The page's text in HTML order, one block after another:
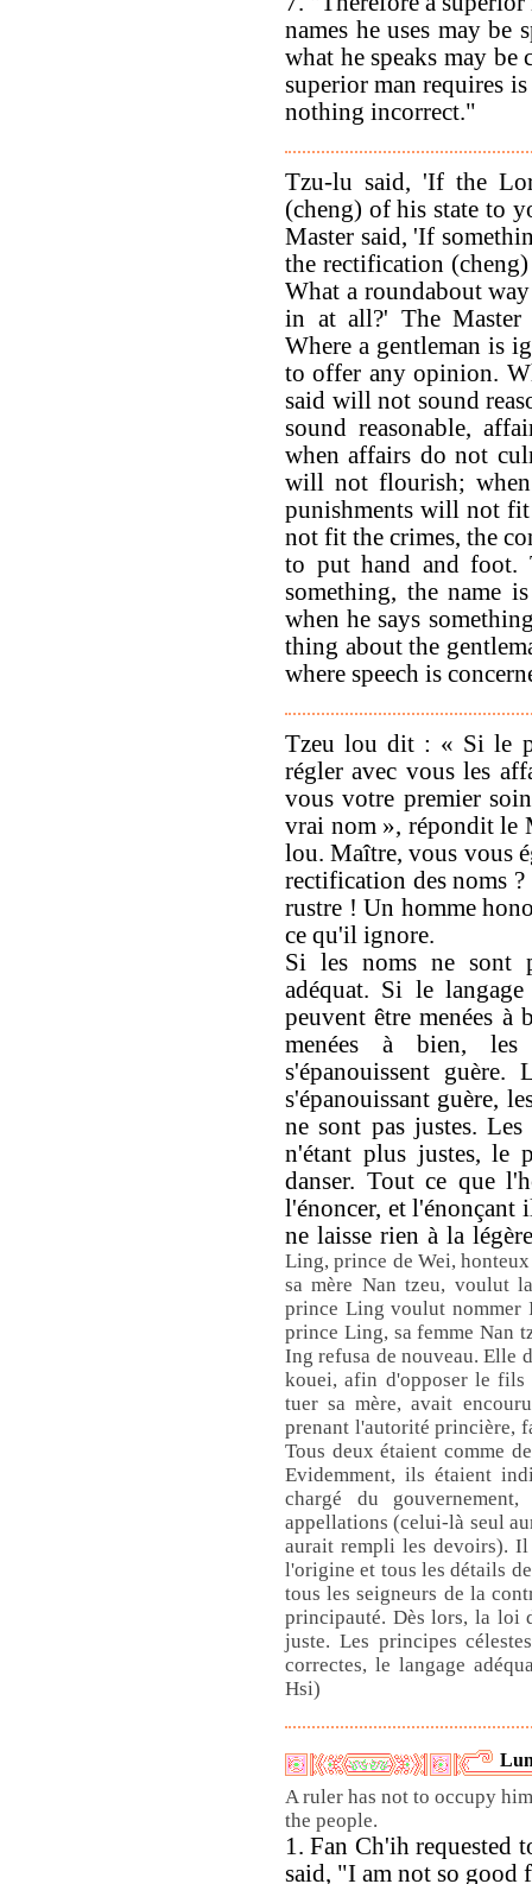
names he uses may be
what he speaks may
superior man requires
nothing incorrect."
Tzu-lu said, 'If the
(cheng) of his state to
Master said, 'If
the rectification
What a roundabout
in at all?' The
Where a gentleman is
to offer any opinion.
said will not sound
sound reasonable,
when affairs do not
will not flourish;
punishments will not fit
not fit the crimes, the
to put hand and foot.
something, the name
when he says
thing about the
where speech is
Tzeu lou dit : « Si le
régler avec vous les
vous votre premier
vrai nom », répondit le
lou. Maître, vous vous
rectification des noms
rustre ! Un homme
ce qu'il ignore.
Si les noms ne sont
adéquat. Si le
peuvent être menées à
menées à bien, les
s'épanouissent guère.
s'épanouissant guère,
ne sont pas justes.
n'étant plus justes, le
danser. Tout ce que
l'énoncer, et l'énonçant
ne laisse rien à la
Ling, prince de Wei,
sa mère Nan tzeu, voulut
prince Ling voulut nommer
prince Ling, sa femme Nan
Ing refusa de nouveau. Elle
kouei, afin d'opposer le
tuer sa mère, avait
prenant l'autorité princière,
Tous deux étaient comme
Evidemment, ils étaient
chargé du
appellations (celui-là seul
aurait rempli les devoirs).
l'origine et tous les détails
tous les seigneurs de la
principauté. Dès lors, la loi
juste. Les principes
correctes, le langage
Hsi)
A ruler has not to occupy
the people.
1. Fan Ch'ih requested
said, "I am not so good